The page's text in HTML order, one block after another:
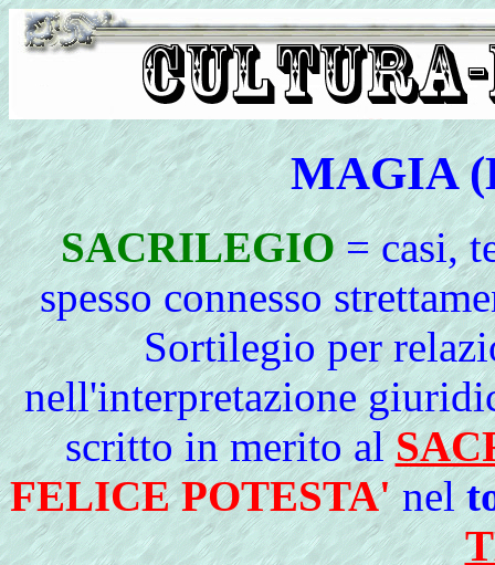
MAGIA
SACRILEGIO= casi,
spesso connesso
Sortilegio per
nell'interpretazione
scritto in merito al
FELICE POTESTA'nel